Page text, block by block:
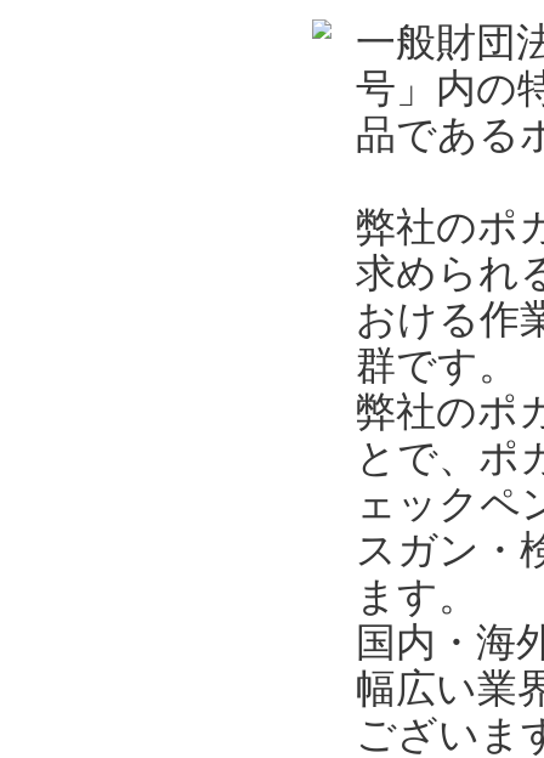
一般財団
号」内の
品である
弊社のポ
求められ
おける作
群です。
弊社のポ
とで、ポ
ェックペ
スガン・
ます。
国内・海
幅広い業
ございま